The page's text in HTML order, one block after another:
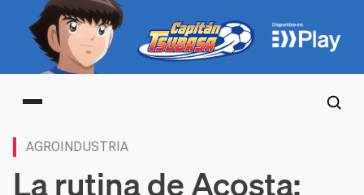
Main menu
AGROINDUSTRIA
La rutina de Acosta: